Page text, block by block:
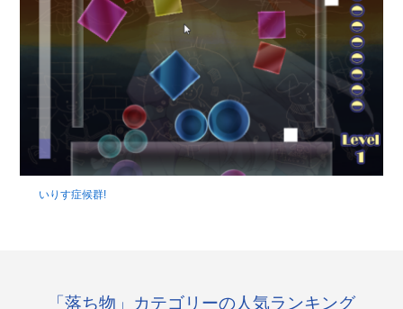
いりす症候群!
「落ち物」カテゴリーの人気ランキング